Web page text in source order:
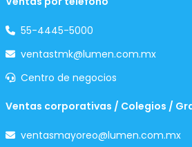
55-4445-5000
ventastmk@lumen.com.mx
Centro de negocios
Ventas corporativas / Colegios /
ventasmayoreo@lumen.com.mx